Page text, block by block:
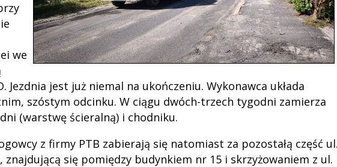
we
Jezdnia jest już niemal na ukończeniu. Wykonawca układa
szóstym odcinku. W ciągu dwóch-trzech tygodni zamierza
(warstwę ścieralną) i chodniku.
z firmy PTB zabierają się natomiast za pozostałą część ul.
znajdującą się pomiędzy budynkiem nr 15 i skrzyżowaniem z ul.